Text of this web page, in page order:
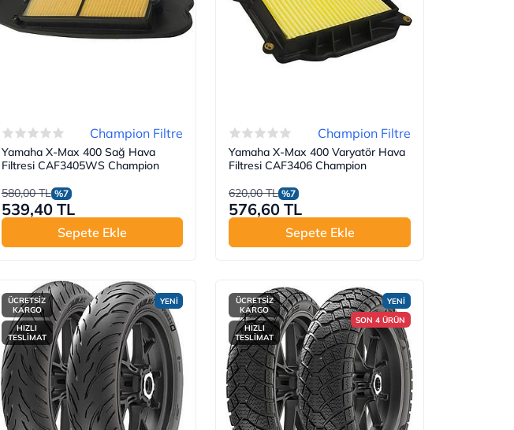
Champion Filtre
Yamaha X-Max 400 Sağ Hava
Filtresi CAF3405WS Champion
580,00 TL %7
539,40 TL
Sepete Ekle
Champion Filtre
Yamaha X-Max 400 Varyatör Hava
Filtresi CAF3406 Champion
620,00 TL %7
576,60 TL
Sepete Ekle
YENİ
ÜCRETSİZ
KARGO
HIZLI
TESLİMAT
YENİ
SON 4 ÜRÜN
ÜCRETSİZ
KARGO
HIZLI
TESLİMAT